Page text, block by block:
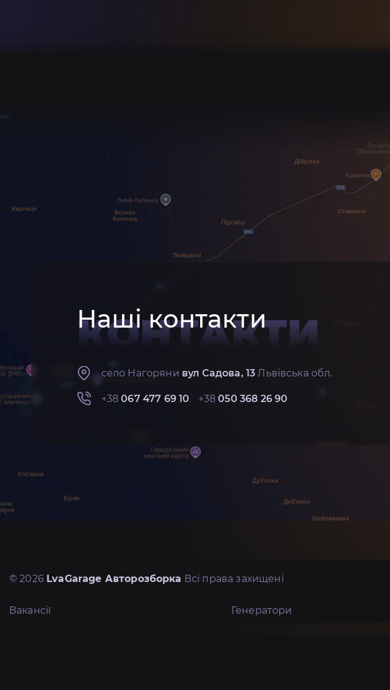
Наші контакти
КОНТАКТИ
село Нагоряни вул Садова, 13 Львівська обл.
+38067 477 69 10 +38050 368 26 90
© 2026 LvaGarage Авторозборка Всі права захищені
Вакансії Генератори